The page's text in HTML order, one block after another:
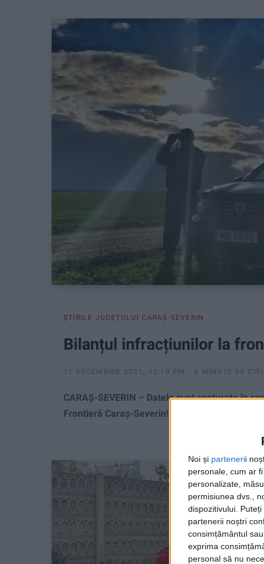
Noi și partenerii
personale, cum ar
personalizate,
permisiunea dvs.,
dispozitivului.
partenerii noștri
consimțământul
exprima
personal să nu
ŞTIRILE JUDEŢULUI CARAŞ-SEVERIN
Bilanțul infracțiunilor la
11 DECEMBRIE 2021, 12:19 PM 3 MINUTE DE
CARAȘ-SEVERIN – Datele sunt conturate în
Frontieră Caraş-Severin!